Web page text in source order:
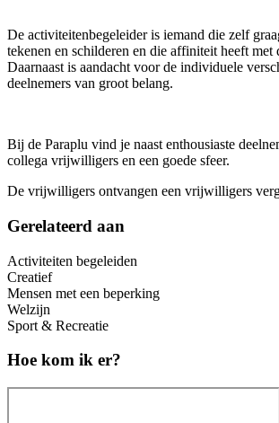
De activiteitenbegeleider is iemand die zelf
tekenen en schilderen en die affiniteit heeft met
Daarnaast is aandacht voor de individuele
deelnemers van groot belang.
Bij de Paraplu vind je naast enthousiaste
collega vrijwilligers en een goede sfeer.
De vrijwilligers ontvangen een vrijwilligers
Gerelateerd aan
Activiteiten begeleiden
Creatief
Mensen met een beperking
Welzijn
Sport & Recreatie
Hoe kom ik er?